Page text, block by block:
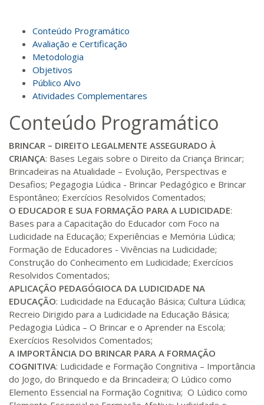
140 H 18dias 60dias
160 H 20dias
180 H 23dias 90dias
R$ 892,23
200 H 25dias 90 dias
R$ 991,36
Matricular
220 H 28 dias 90dias
R$ 1.090,51
Matricular
240 H 30dias 90dias
R$ 1.189,66
260 H 33dias 90dias
R$ 1.288,78
Matricular
280 H 35dias 120dias
R$ 1.387,93
Matricular
R$ 1.487,06
Conteúdo Programático
Avaliação e Certificação
Metodologia
Objetivos
Público Alvo
Atividades Complementares
Conteúdo Programático
BRINCAR – DIREITO LEGALMENTE ASSEGURADO À
CRIANÇA: Bases Legais sobre o Direito da Criança Brincar;
Brincadeiras na Atualidade – Evolução, Perspectivas e
Desafios; Pegagogia Lúdica - Brincar Pedagógico e Brincar
Espontâneo; Exercícios Resolvidos Comentados;
O EDUCADOR E SUA FORMAÇÃO PARA A LUDICIDADE:
Bases para a Capacitação do Educador com Foco na
Ludicidade na Educação; Experiências e Memória Lúdica;
Formação de Educadores - Vivências na Ludicidade;
Construção do Conhecimento em Ludicidade; Exercícios
Resolvidos Comentados;
APLICAÇÃO PEDAGÓGIOCA DA LUDICIDADE NA
EDUCAÇÃO: Ludicidade na Educação Básica; Cultura Lúdica;
Recreio Dirigido para a Ludicidade na Educação Básica;
Pedagogia Lúdica – O Brincar e o Aprender na Escola;
Exercícios Resolvidos Comentados;
A IMPORTÂNCIA DO BRINCAR PARA A FORMAÇÃO
COGNITIVA: Ludicidade e Formação Congnitiva – Importância
do Jogo, do Brinquedo e da Brincadeira; O Lúdico como
Elemento Essencial na Formação Cognitiva; O Lúdico como